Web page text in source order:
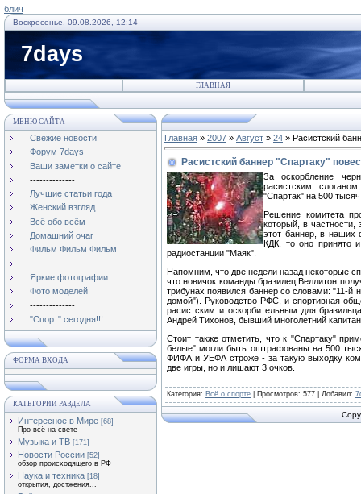
блич
Воскресенье, 09.08.2026, 12:14
7days
ГЛАВНАЯ
МЕНЮ САЙТА
Свежие новости
Форум 7days
Ваши заметки о сайте
--------------
Лучшие статьи года
Женский взгляд
Всё обо всём
Домашний очаг
Фильм Фильм Фильм
--------------
Яркие фотографии
Фото моделей
--------------
"Спорт" сегодня!!!
ФОРМА ВХОДА
КАТЕГОРИИ РАЗДЕЛА
Интересное в Мире [68]
Про всё на свете
Музыка и ТВ [171]
Новости России [52]
обзор происходящего в РФ
Наука и техника [18]
открытия, достжения...
Главная » 2007 » Август » 24 » Расистский
Расистский баннер "Спартаку"
За оскорбление
расистским
"Спартак" на 500
Решение комитета
который, в
этот баннер, в наших
КДК, то оно принято
радиостанции "Маяк".
Напомним, что две недели назад некоторые
что новичок команды бразилец Веллитон
трибунах появился баннер со словами: "11-й
домой"). Руководство РФС, и спортивная
расистским и оскорбительным для
Андрей Тихонов, бывший многолетний
Стоит также отметить, что к "Спартаку"
белые" могли быть оштрафованы на 500
ФИФА и УЕФА строже - за такую выходку
две игры, но и лишают 3 очков.
Категория: Всё о спорте Просмотров: 577 | Добавил: